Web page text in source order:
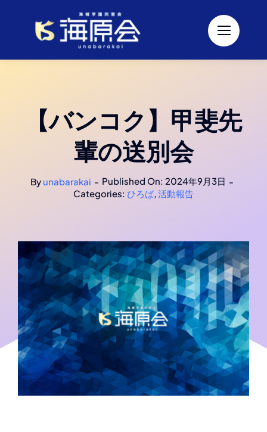
content
【バンコク】甲斐先
輩の送別会
By unabarakai - Published On: 2024年9月3日 -
Categories: ひろば, 活動報告